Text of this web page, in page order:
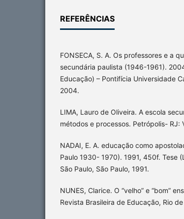
REFERÊNCIAS
FONSECA, S. A. Os professores e a
secundária paulista (1946-1961).
Educação) – Pontifícia Universidade
2004.
LIMA, Lauro de Oliveira. A escola
métodos e processos. Petrópolis- RJ:
NADAI, E. A. educação como
Paulo 1930- 1970). 1991, 450f. Tese
São Paulo, São Paulo, 1991.
NUNES, Clarice. O “velho” e “bom”
Revista Brasileira de Educação, Rio